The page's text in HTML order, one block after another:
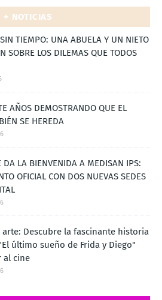
+ NOTICIAS
TIEMPO: UNA ABUELA Y UN NIETO
SOBRE LOS DILEMAS QUE TODOS
AÑOS DEMOSTRANDO QUE EL
SE HEREDA
DA LA BIENVENIDA A MEDISAN IPS:
OFICIAL CON DOS NUEVAS SEDES
arte: Descubre la fascinante historia
último sueño de Frida y Diego"
al cine